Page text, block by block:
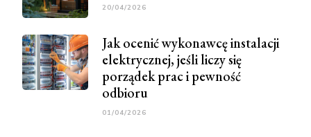
20/04/2026
Jak ocenić wykonawcę instalacji
elektrycznej, jeśli liczy się
porządek prac i pewność
odbioru
01/04/2026